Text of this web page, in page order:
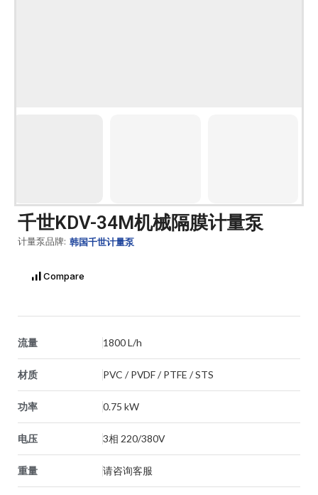
千世KDV-34M机械隔膜计量泵
计量泵品牌: 韩国千世计量泵
Compare
流量 1800 L/h
材质 PVC / PVDF / PTFE / STS
功率 0.75 kW
电压 3相 220/380V
重量 请咨询客服